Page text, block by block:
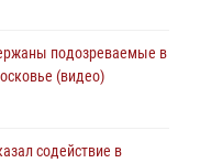
подозреваемые в
(видео)
содействие в